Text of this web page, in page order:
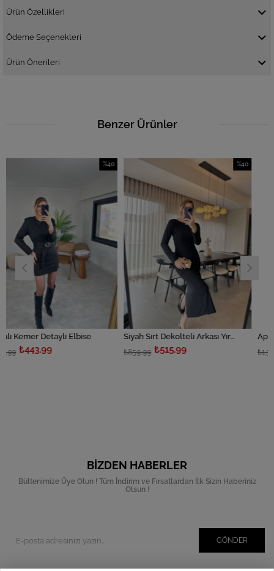
Ürün Özellikleri
Ödeme Seçenekleri
Ürün Önerileri
Benzer Ürünler
Elbise Siyah Sırt Dekolteli Arkası Yırtmaçlı Elbise
₺515,99
%40
%40İndirim
Apoletli Kargo
BIZDEN HABERLER
Bültenimize Üye Olun ! Tüm İndirim ve Fırsatlardan İlk Sizin Haberiniz
Olsun !
GÖNDER